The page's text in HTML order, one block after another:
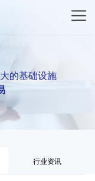
的基础设施
行业资讯